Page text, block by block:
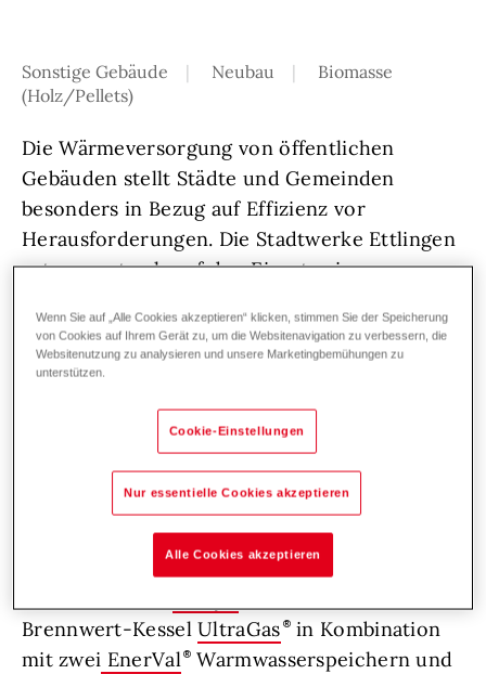
Sonstige Gebäude Neubau
Biomasse
(Holz/Pellets)
Die Wärmeversorgung von öffentlichen
Gebäuden stellt Städte und Gemeinden
besonders in Bezug auf Effizienz vor
Herausforderungen. Die Stadtwerke Ettlingen
setzen erstmals auf den Einsatz einer
beheizt das neue Pflege- und Seniorenheim
sowie die nahe gelegene Pestalozzi-Schule
Komplettlösung zeigt dabei das vielseitige
Einsatzspektrum.
Das Herzstück der Hoval PowerCon
Heizzentrale ist eine 1.000 kW starke
Hybridanlage bestehend aus dem
Brennwert-KesselUltraGas in Kombination
mit zwei EnerVal
Warmwasserspeichern und
Wenn Sie auf „Alle Cookies akzeptieren“ klicken, stimmen Sie der Speicherung
von Cookies auf Ihrem Gerät zu, um die Websitenavigation zu verbessern, die
Websitenutzung zu analysieren und unsere Marketingbemühungen zu
unterstützen.
Cookie-Einstellungen
Nur essentielle Cookies akzeptieren
Alle Cookies akzeptieren